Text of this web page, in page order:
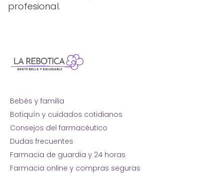
profesional.
Bebés y familia
Botiquín y cuidados cotidianos
Consejos del farmacéutico
Dudas frecuentes
Farmacia de guardia y 24 horas
Farmacia online y compras seguras